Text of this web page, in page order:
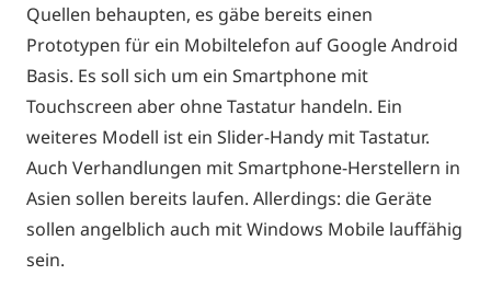
Quellen behaupten, es gäbe bereits einen
Prototypen für ein Mobiltelefon auf Google Android
Basis. Es soll sich um ein Smartphone mit
Touchscreen aber ohne Tastatur handeln. Ein
weiteres Modell ist ein Slider-Handy mit Tastatur.
Auch Verhandlungen mit Smartphone-Herstellern in
Asien sollen bereits laufen. Allerdings: die Geräte
sollen angelblich auch mit Windows Mobile lauffähig
sein.